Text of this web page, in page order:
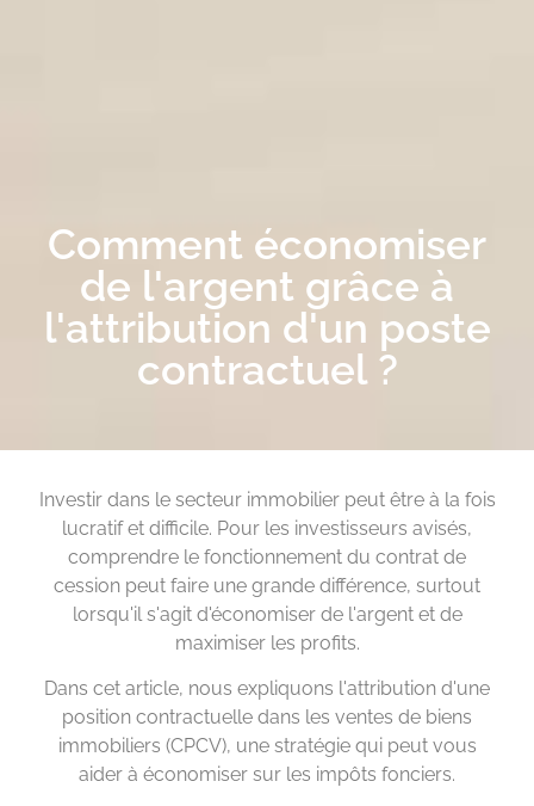
Comment économiser
de l'argent grâce à
l'attribution d'un poste
contractuel ?
Investir dans le secteur immobilier peut être à la fois
lucratif et difficile. Pour les investisseurs avisés,
comprendre le fonctionnement du contrat de
cession peut faire une grande différence, surtout
lorsqu'il s'agit d'économiser de l'argent et de
maximiser les profits.
Dans cet article, nous expliquons l'attribution d'une
position contractuelle dans les ventes de biens
immobiliers (CPCV), une stratégie qui peut vous
aider à économiser sur les impôts fonciers.